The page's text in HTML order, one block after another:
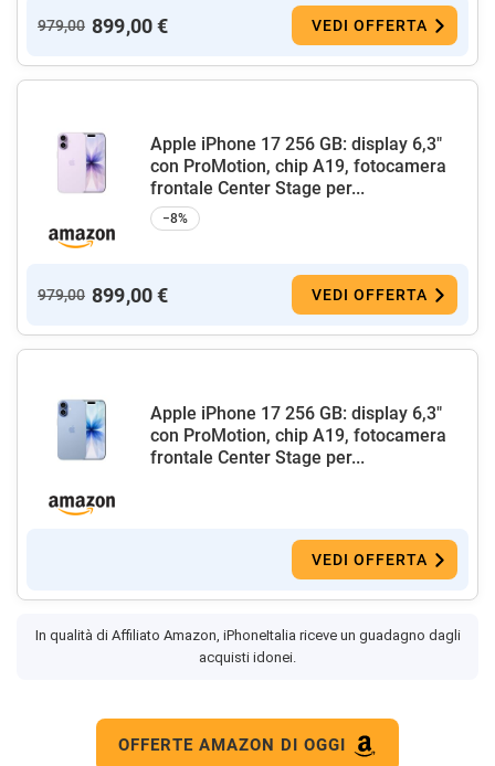
979,00 899,00 € VEDI OFFERTA
Apple iPhone 17 256 GB: display 6,3"
con ProMotion, chip A19, fotocamera
frontale Center Stage per...
−8%
979,00 899,00 € VEDI OFFERTA
Apple iPhone 17 256 GB: display 6,3"
con ProMotion, chip A19, fotocamera
frontale Center Stage per...
VEDI OFFERTA
In qualità di Affiliato Amazon, iPhoneItalia riceve un guadagno dagli
acquisti idonei.
OFFERTE AMAZON DI OGGI